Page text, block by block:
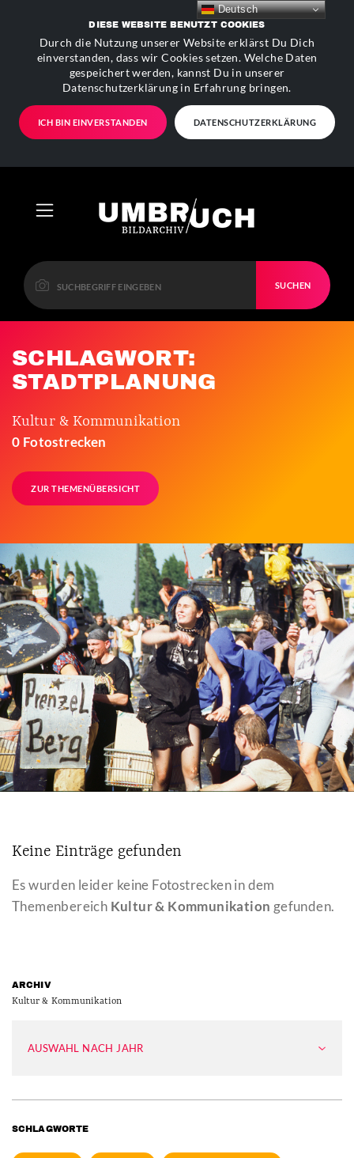
DIESE WEBSITE BENUTZT COOKIES
Durch die Nutzung unserer Website erklärst Du Dich
einverstanden, dass wir Cookies setzen. Welche Daten
gespeichert werden, kannst Du in unserer
Datenschutzerklärung in Erfahrung bringen.
ICH BIN EINVERSTANDEN DATENSCHUTZERKLÄRUNG
SUCHEN
SCHLAGWORT:
STADTPLANUNG
Kultur & Kommunikation
0 Fotostrecken
ZUR THEMENÜBERSICHT
Keine Einträge gefunden
Es wurden leider keine Fotostrecken in dem
Themenbereich Kultur & Kommunikation gefunden.
ARCHIV
Kultur & Kommunikation
AUSWAHL NACH JAHR
SCHLAGWORTE
Deutsch